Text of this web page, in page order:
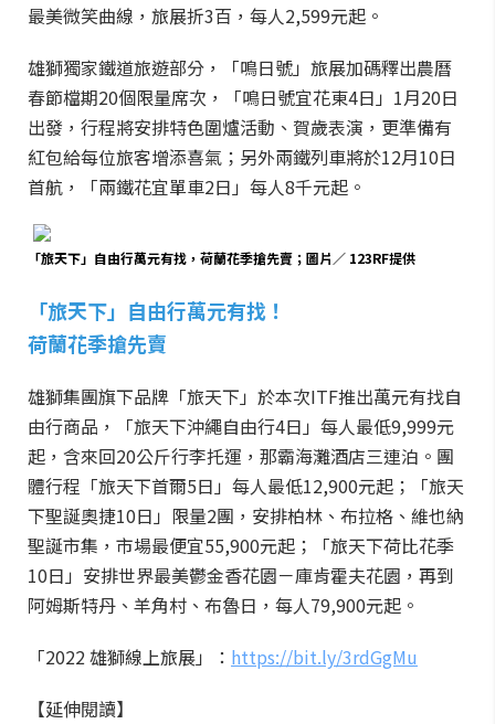
最美微笑曲線，旅展折3百，每人2,599元起。
雄獅獨家鐵道旅遊部分，「鳴日號」旅展加碼釋出農曆
春節檔期20個限量席次，「鳴日號宜花東4日」1月20日
出發，行程將安排特色圍爐活動、賀歲表演，更準備有
紅包給每位旅客增添喜氣；另外兩鐵列車將於12月10日
首航，「兩鐵花宜單車2日」每人8千元起。
「旅天下」自由行萬元有找，荷蘭花季搶先賣；圖片／ 123RF提供
「旅天下」自由行萬元有找！
荷蘭花季搶先賣
雄獅集團旗下品牌「旅天下」於本次ITF推出萬元有找自
由行商品，「旅天下沖繩自由行4日」每人最低9,999元
起，含來回20公斤行李托運，那霸海灘酒店三連泊。團
體行程「旅天下首爾5日」每人最低12,900元起；「旅天
下聖誕奧捷10日」限量2團，安排柏林、布拉格、維也納
聖誕市集，市場最便宜55,900元起；「旅天下荷比花季
10日」安排世界最美鬱金香花園－庫肯霍夫花園，再到
阿姆斯特丹、羊角村、布魯日，每人79,900元起。
「2022 雄獅線上旅展」： https://bit.ly/3rdGgMu
【延伸閱讀】